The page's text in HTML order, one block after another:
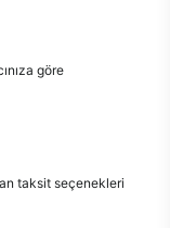
göre
taksit seçenekleri